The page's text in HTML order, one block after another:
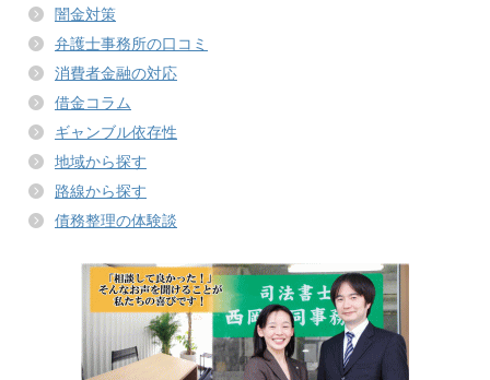
闇金対策
弁護士事務所の口コミ
消費者金融の対応
借金コラム
ギャンブル依存性
地域から探す
路線から探す
債務整理の体験談